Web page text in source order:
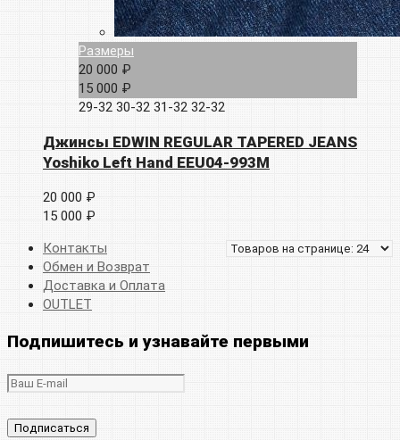
Размеры
20 000 ₽
15 000 ₽
29-32 30-32 31-32 32-32
Джинсы EDWIN REGULAR TAPERED JEANS
Yoshiko Left Hand EEU04-993M
20 000 ₽
15 000 ₽
Контакты
Обмен и Возврат
Доставка и Оплата
OUTLET
Подпишитесь и узнавайте первыми